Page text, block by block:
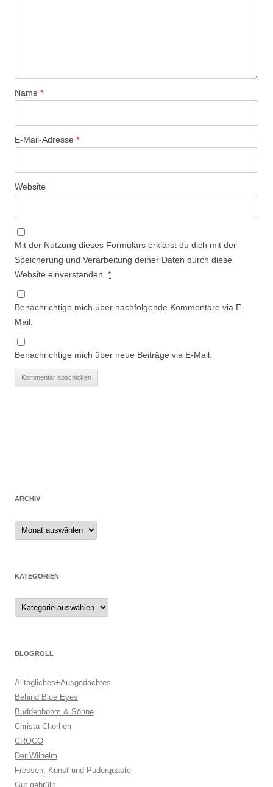
Name *
E-Mail-Adresse *
Website
Mit der Nutzung dieses Formulars erklärst du dich mit der
Speicherung und Verarbeitung deiner Daten durch diese
Website einverstanden. *
Benachrichtige mich über nachfolgende Kommentare via E-
Mail.
Benachrichtige mich über neue Beiträge via E-Mail.
ARCHIV
Archiv
KATEGORIEN
Kategorien
BLOGROLL
Alltägliches+Ausgedachtes
Behind Blue Eyes
Buddenbohm & Söhne
Christa Chorherr
CROCO
Der Wilhelm
Fressen, Kunst und Puderquaste
Gut gebrüllt